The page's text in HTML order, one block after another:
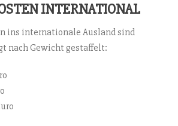
INTERNATIONAL
ins internationale Ausland sind
nach Gewicht gestaffelt: